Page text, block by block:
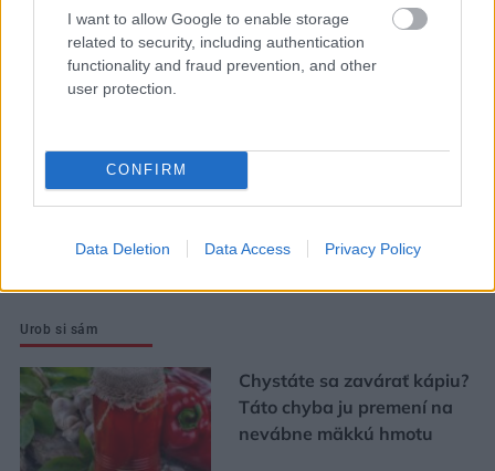
I want to allow Google to enable storage
related to security, including authentication
functionality and fraud prevention, and other
user protection.
CONFIRM
Data Deletion Data Access Privacy Policy
Zmenili dispozíciu a odkryli
pôvodný charakter bytu.
Výsledkom je interiér plný
zmeny, stále budeme
bývania
Urob si sám
Chystáte sa zavárať kápiu?
Táto chyba ju premení na
nevábne mäkkú hmotu